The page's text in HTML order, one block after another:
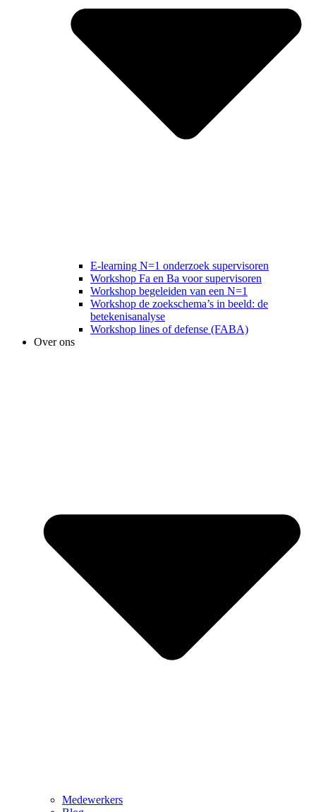
E-learning N=1 onderzoek supervisoren
Workshop Fa en Ba voor supervisoren
Workshop begeleiden van een N=1
Workshop de zoekschema’s in beeld: de
betekenisanalyse
Workshop lines of defense (FABA)
Over ons
Medewerkers